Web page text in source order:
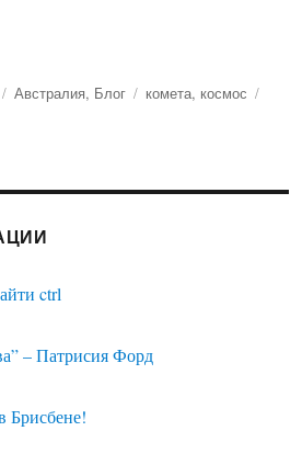
кометы Галлея над Брисбеном”
Categories
Австралия, Блог Tags
комета, космос
ctrl
– Патрисия Форд
Брисбене!